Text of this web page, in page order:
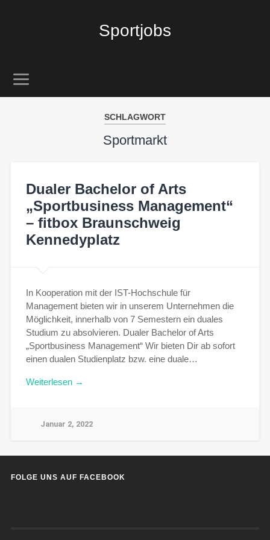
Sportjobs
SCHLAGWORT
Sportmarkt
Dualer Bachelor of Arts
„Sportbusiness Management“
– fitbox Braunschweig
Kennedyplatz
In Kooperation mit der IST-Hochschule für
Management bieten wir in unserem Unternehmen die
Möglichkeit, innerhalb von 7 Semestern ein duales
Studium zu absolvieren. Dualer Bachelor of Arts
„Sportbusiness Management“ Wir bieten Dir ab sofort
einen dualen Studienplatz bzw. eine duale…
Weiterlesen →
Januar 2, 2022
FOLGE UNS AUF FACEBOOK